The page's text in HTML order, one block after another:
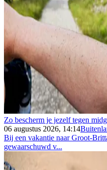
Zo bescherm je jezelf tegen
06 augustus 2026, 14:14
Bij een vakantie naar Groot-
gewaarschuwd v...